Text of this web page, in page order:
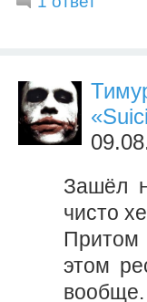
Зашёл
чисто
Притом
этом